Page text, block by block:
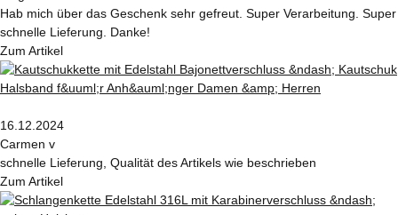
Hab mich über das Geschenk sehr gefreut. Super Verarbeitung. Super
schnelle Lieferung. Danke!
Zum Artikel
16.12.2024
Carmen v
schnelle Lieferung, Qualität des Artikels wie beschrieben
Zum Artikel